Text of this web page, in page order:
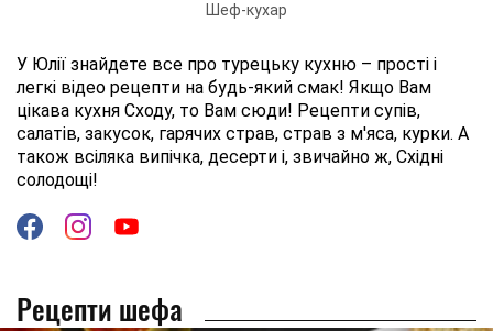
Шеф-кухар
У Юлії знайдете все про турецьку кухню – прості і
легкі відео рецепти на будь-який смак! Якщо Вам
цікава кухня Сходу, то Вам сюди! Рецепти супів,
салатів, закусок, гарячих страв, страв з м'яса, курки. А
також всіляка випічка, десерти і, звичайно ж, Східні
солодощі!
Рецепти шефа